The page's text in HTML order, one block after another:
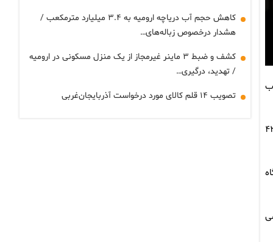
مورد انشعاب
برق شناسایی و جمع‌آوری شد و همچنین ۸۱ دستگاه کنتور معیوب تعویض و ۴۲
گفت: در این مانور ۱۵۱ دستگاه
کاهش حجم آب دریاچه ارومیه به ۳.۴ میلیارد مترمکعب /
هشدار درخصوص زباله‌های…
کشف و ضبط ۳ ماینر غیرمجاز از یک منزل مسکونی در ارومیه
/ تهدید، درگیری…
تصویب ۱۴ قلم کالای مورد درخواست آذربایجان‌غربی